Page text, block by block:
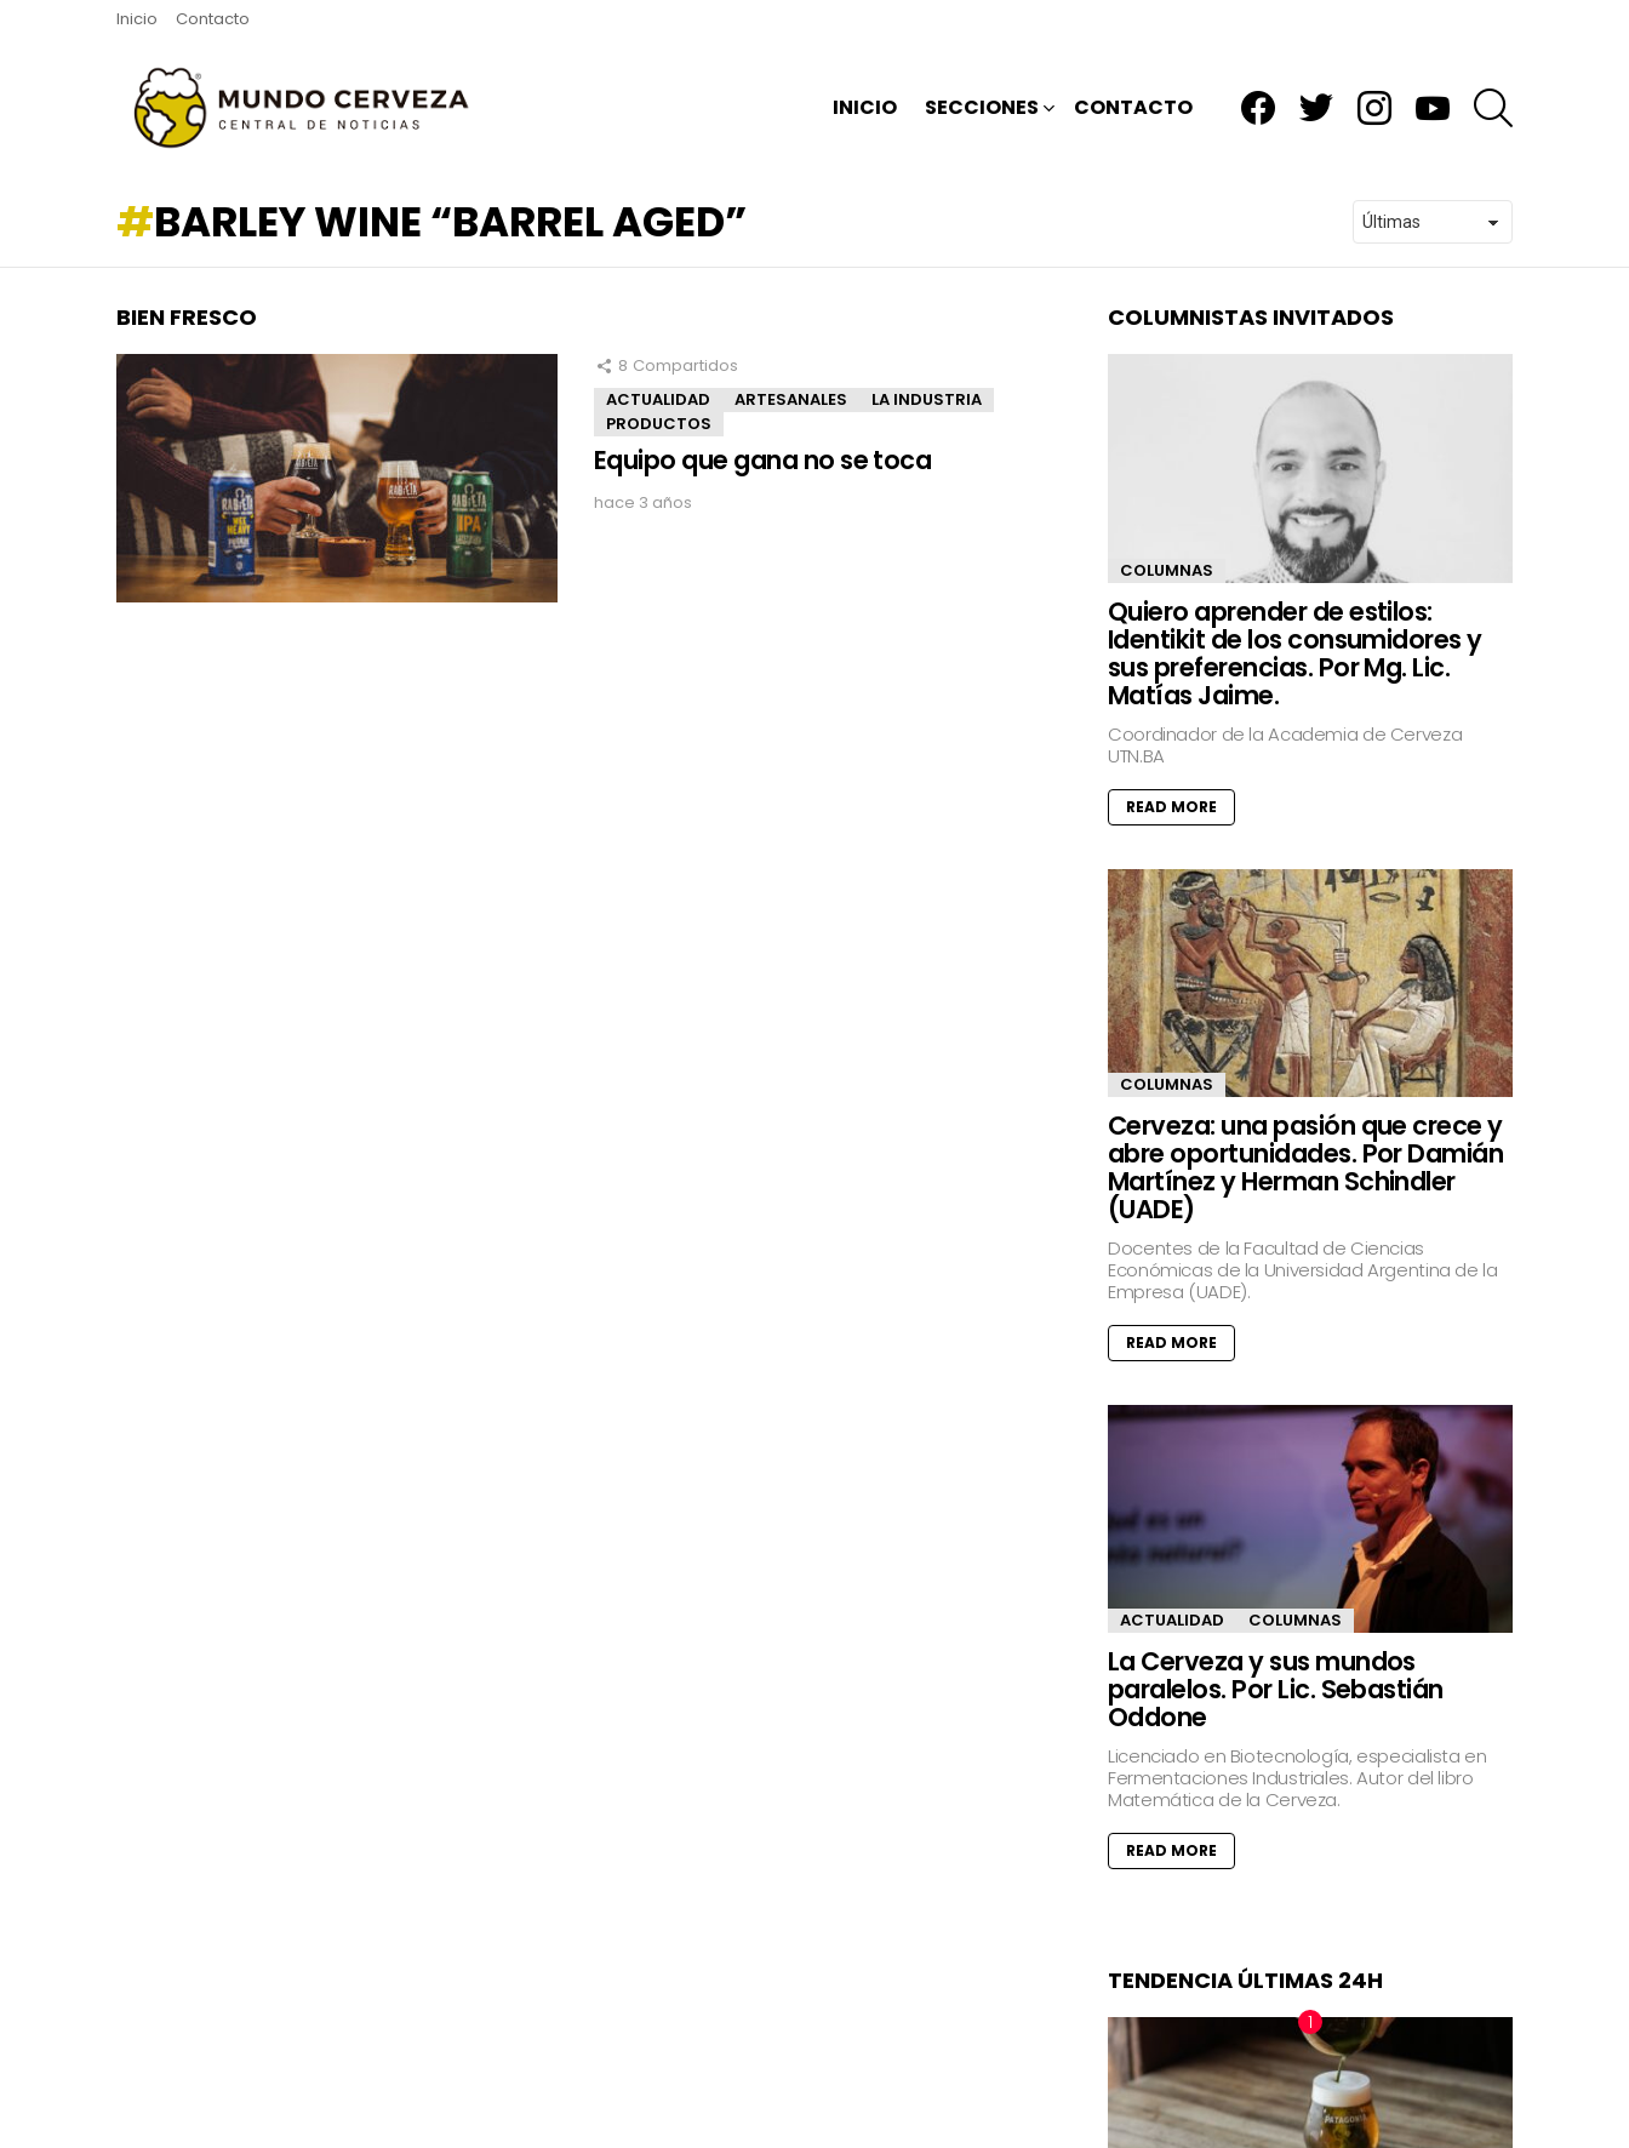
Inicio Contacto
INICIO SECCIONES CONTACTO
BARLEY WINE “BARREL AGED”
BIEN FRESCO
8 Compartidos
ACTUALIDAD
ARTESANALES
LA INDUSTRIA
PRODUCTOS
Equipo que gana no se toca
hace 3 años
COLUMNISTAS INVITADOS
COLUMNAS
Quiero aprender de estilos:
Identikit de los consumidores y
sus preferencias. Por Mg. Lic.
Matías Jaime.
Coordinador de la Academia de Cerveza
UTN.BA
READ MORE
COLUMNAS
Cerveza: una pasión que crece y
abre oportunidades. Por Damián
Martínez y Herman Schindler
(UADE)
Docentes de la Facultad de Ciencias
Económicas de la Universidad Argentina de la
Empresa (UADE).
READ MORE
ACTUALIDAD COLUMNAS
La Cerveza y sus mundos
paralelos. Por Lic. Sebastián
Oddone
Licenciado en Biotecnología, especialista en
Fermentaciones Industriales. Autor del libro
Matemática de la Cerveza.
READ MORE
TENDENCIA ÚLTIMAS 24H